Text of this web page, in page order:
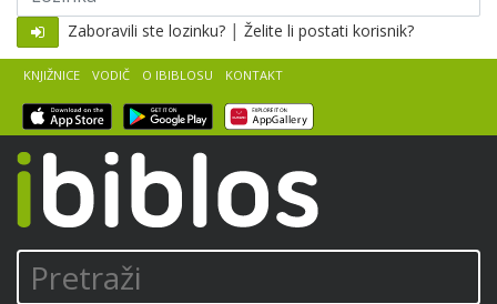
KNJIŽNICE VODIČ O IBIBLOSU KONTAKT
Zaboravili ste lozinku? | Želite li postati korisnik?